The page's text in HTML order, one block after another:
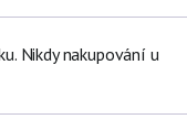
Nikdy nakupování u